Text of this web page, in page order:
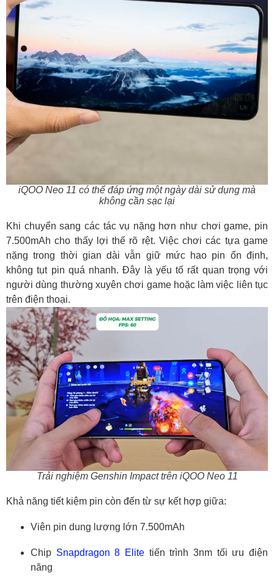
iQOO Neo 11 có thể đáp ứng một ngày dài sử dụng mà
không cần sạc lại
Khi chuyển sang các tác vụ nặng hơn như chơi game, pin
7.500mAh cho thấy lợi thế rõ rệt. Việc chơi các tựa game
nặng trong thời gian dài vẫn giữ mức hao pin ổn định,
không tụt pin quá nhanh. Đây là yếu tố rất quan trọng với
người dùng thường xuyên chơi game hoặc làm việc liên tục
trên điện thoại.
Trải nghiệm Genshin Impact trên iQOO Neo 11
Khả năng tiết kiệm pin còn đến từ sự kết hợp giữa:
Viên pin dung lượng lớn 7.500mAh
Chip Snapdragon 8 Elite tiến trình 3nm tối ưu điện
năng